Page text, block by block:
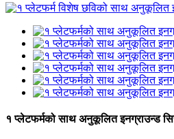
१ प्लेटफर्मको साथ अनुकूलित इनग्राउन्ड